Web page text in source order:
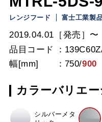
レンジフード 富士工業製
2019.04.01［発売］〜
品目コード
幅[mm]
750/900
カラーバリエー
シルバーメタ